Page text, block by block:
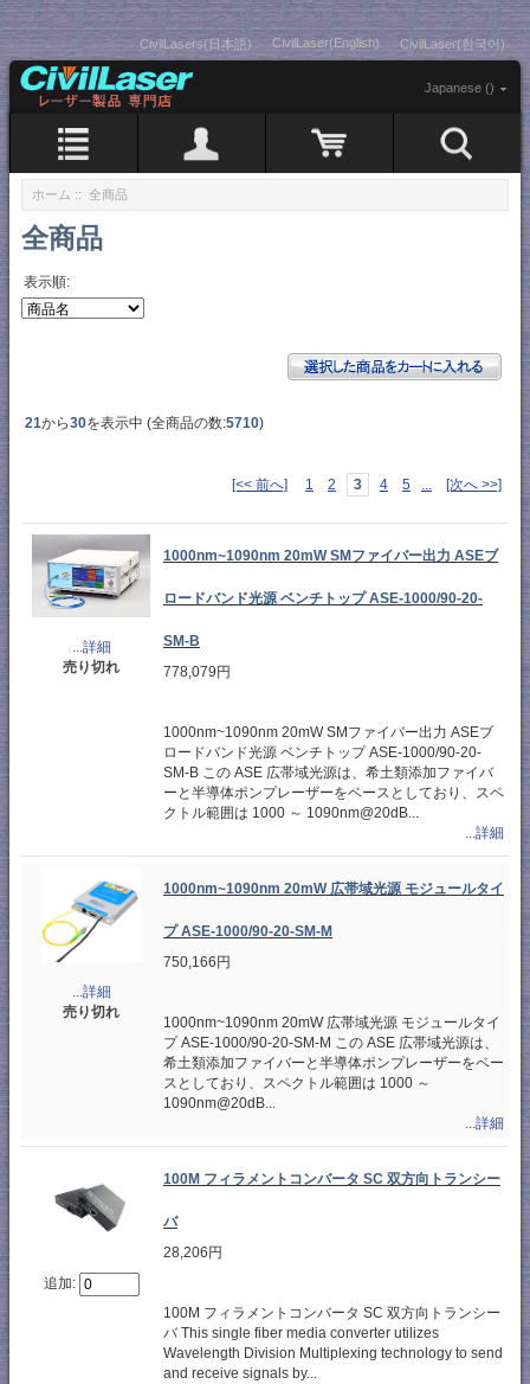
CivilLasers(日本語) CivilLaser(English) CivilLaser(한국어)
Japanese ()
ホーム :: 全商品
全商品
表示順:
21から30を表示中 (全商品の数:5710)
[<< 前へ] 1 2 3 4 5 ... [次へ >>]
...詳細
売り切れ
1000nm~1090nm 20mW SMファイバー出力 ASEブ
ロードバンド光源 ベンチトップ ASE-1000/90-20-
SM-B
778,079円
1000nm~1090nm 20mW SMファイバー出力 ASEブ
ロードバンド光源 ベンチトップ ASE-1000/90-20-
SM-B この ASE 広帯域光源は、希土類添加ファイバ
ーと半導体ポンプレーザーをベースとしており、スペ
クトル範囲は 1000 ～ 1090nm@20dB...
...詳細
...詳細
売り切れ
1000nm~1090nm 20mW 広帯域光源 モジュールタイ
プ ASE-1000/90-20-SM-M
750,166円
1000nm~1090nm 20mW 広帯域光源 モジュールタイ
プ ASE-1000/90-20-SM-M この ASE 広帯域光源は、
希土類添加ファイバーと半導体ポンプレーザーをベー
スとしており、スペクトル範囲は 1000 ～
1090nm@20dB...
...詳細
追加:
100M フィラメントコンバータ SC 双方向トランシー
バ
28,206円
100M フィラメントコンバータ SC 双方向トランシー
バ This single fiber media converter utilizes
Wavelength Division Multiplexing technology to send
and receive signals by...